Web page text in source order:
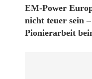
EM-Power
nicht teuer sein
Pionierarbeit